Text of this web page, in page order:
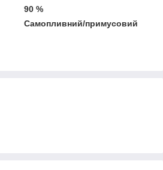
90 %
Самопливний/примусовий